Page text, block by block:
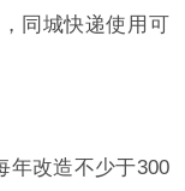
同城快递使用可
年改造不少于300